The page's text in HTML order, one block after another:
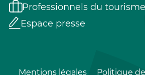
Professionnels du tourisme
Espace presse
Mentions légales Politique